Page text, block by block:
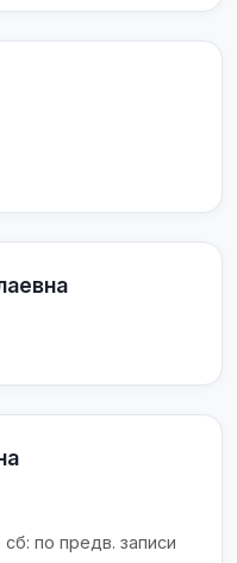
по предв. записи